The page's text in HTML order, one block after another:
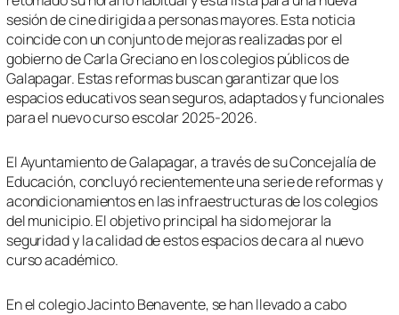
sesión de cine dirigida a personas mayores. Esta noticia
coincide con un conjunto de mejoras realizadas por el
gobierno de Carla Greciano en los colegios públicos de
Galapagar. Estas reformas buscan garantizar que los
espacios educativos sean seguros, adaptados y funcionales
para el nuevo curso escolar 2025-2026.
El Ayuntamiento de Galapagar, a través de su Concejalía de
Educación, concluyó recientemente una serie de reformas y
acondicionamientos en las infraestructuras de los colegios
del municipio. El objetivo principal ha sido mejorar la
seguridad y la calidad de estos espacios de cara al nuevo
curso académico.
En el colegio Jacinto Benavente, se han llevado a cabo